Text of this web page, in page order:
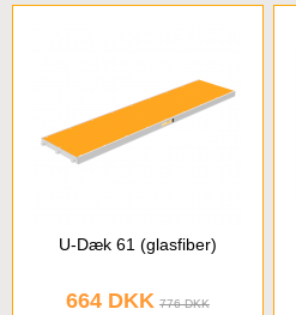
U-Dæk 61 (glasfiber)
664 DKK 776 DKK